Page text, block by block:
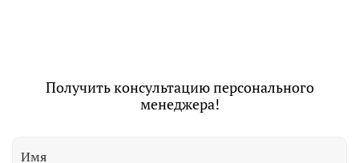
Получить консультацию персонального
менеджера!